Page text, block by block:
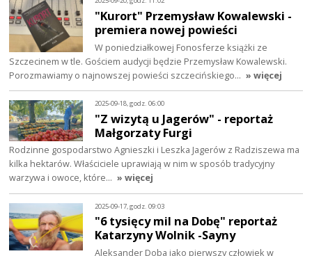
"Kurort" Przemysław Kowalewski -
premiera nowej powieści
W poniedziałkowej Fonosferze książki ze
Szczecinem w tle. Gościem audycji będzie Przemysław Kowalewski.
Porozmawiamy o najnowszej powieści szczecińskiego… » więcej
2025-09-18, godz. 06:00
"Z wizytą u Jagerów" - reportaż
Małgorzaty Furgi
Rodzinne gospodarstwo Agnieszki i Leszka Jagerów z Radziszewa ma
kilka hektarów. Właściciele uprawiają w nim w sposób tradycyjny
warzywa i owoce, które… » więcej
2025-09-17, godz. 09:03
"6 tysięcy mil na Dobę" reportaż
Katarzyny Wolnik -Sayny
Aleksander Doba jako pierwszy człowiek w